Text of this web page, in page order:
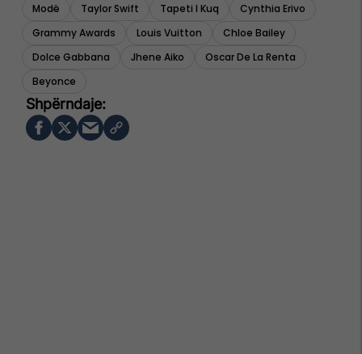
Modë
Taylor Swift Tapeti I Kuq
Cynthia Erivo
Grammy Awards
Louis Vuitton
Chloe Bailey
Dolce Gabbana
Jhene Aiko
Oscar De La Renta
Beyonce